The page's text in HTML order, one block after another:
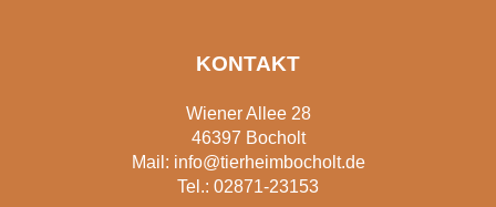
KONTAKT
Wiener Allee 28
46397 Bocholt
Mail: info@tierheimbocholt.de
Tel.: 02871-23153